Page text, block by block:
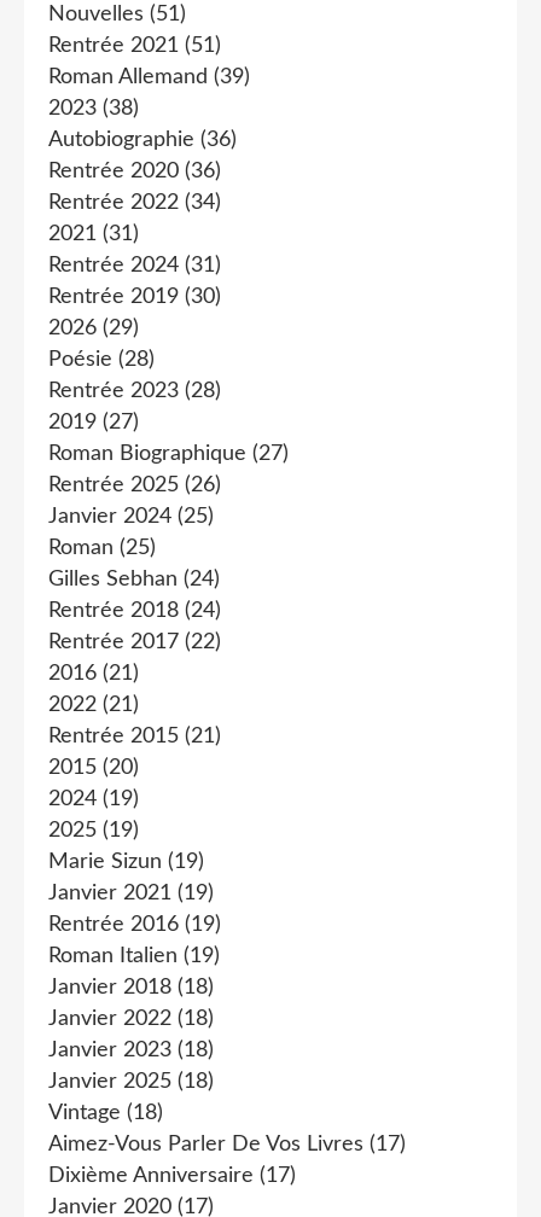
Nouvelles (51)
Rentrée 2021 (51)
Roman Allemand (39)
2023 (38)
Autobiographie (36)
Rentrée 2020 (36)
Rentrée 2022 (34)
2021 (31)
Rentrée 2024 (31)
Rentrée 2019 (30)
2026 (29)
Poésie (28)
Rentrée 2023 (28)
2019 (27)
Roman Biographique (27)
Rentrée 2025 (26)
Janvier 2024 (25)
Roman (25)
Gilles Sebhan (24)
Rentrée 2018 (24)
Rentrée 2017 (22)
2016 (21)
2022 (21)
Rentrée 2015 (21)
2015 (20)
2024 (19)
2025 (19)
Marie Sizun (19)
Janvier 2021 (19)
Rentrée 2016 (19)
Roman Italien (19)
Janvier 2018 (18)
Janvier 2022 (18)
Janvier 2023 (18)
Janvier 2025 (18)
Vintage (18)
Aimez-Vous Parler De Vos Livres (17)
Dixième Anniversaire (17)
Janvier 2020 (17)